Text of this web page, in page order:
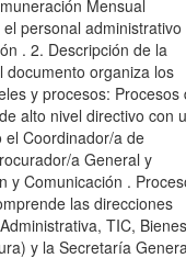
Mensual
personal administrativo
. 2. Descripción de la
documento organiza los
y procesos: Procesos
alto nivel directivo con
el Coordinador/a de
a General y
y Comunicación .
las direcciones
TIC,
y la Secretaría